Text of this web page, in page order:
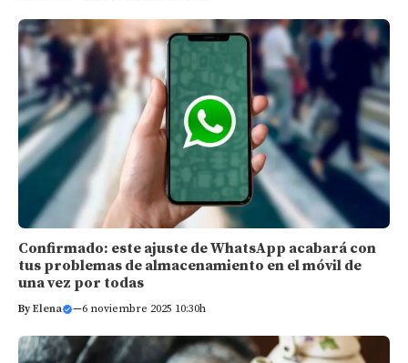
Confirmado: este ajuste de WhatsApp acabará con
tus problemas de almacenamiento en el móvil de
una vez por todas
ByElena —6 noviembre 2025 10:30h